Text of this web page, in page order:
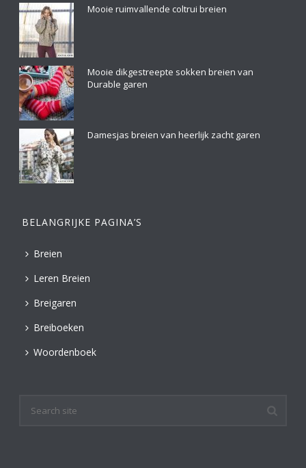
Mooie ruimvallende coltrui breien
Mooie dikgestreepte sokken breien van
Durable garen
Damesjas breien van heerlijk zacht garen
BELANGRIJKE PAGINA’S
Breien
Leren Breien
Breigaren
Breiboeken
Woordenboek